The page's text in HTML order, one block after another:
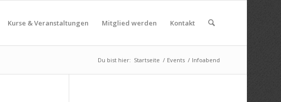
Kurse & Veranstaltungen Mitglied werden Kontakt
Du bist hier: Startseite / Events / Infoabend